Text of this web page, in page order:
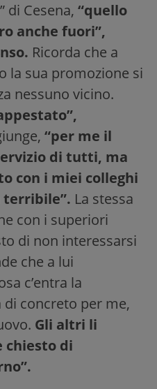
di Cesena, “quello
anche fuori”,
Ricorda che a
la sua promozione si
nessuno vicino.
“per me il
di tutti, ma
con i miei colleghi
La stessa
con i superiori
di non interessarsi
che a lui
c’entra la
di concreto per me,
Gli altri li
chiesto di